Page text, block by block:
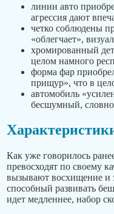
линии авто
агрессия дают
четко соблюдены
«облегчает»,
хромированный
целом намного
форма фар
прищур», что в
автомобиль
бесшумный,
Как уже говорилось
превосходят по своему
вызывают восхищение и
способный развивать
идет медленнее, набор